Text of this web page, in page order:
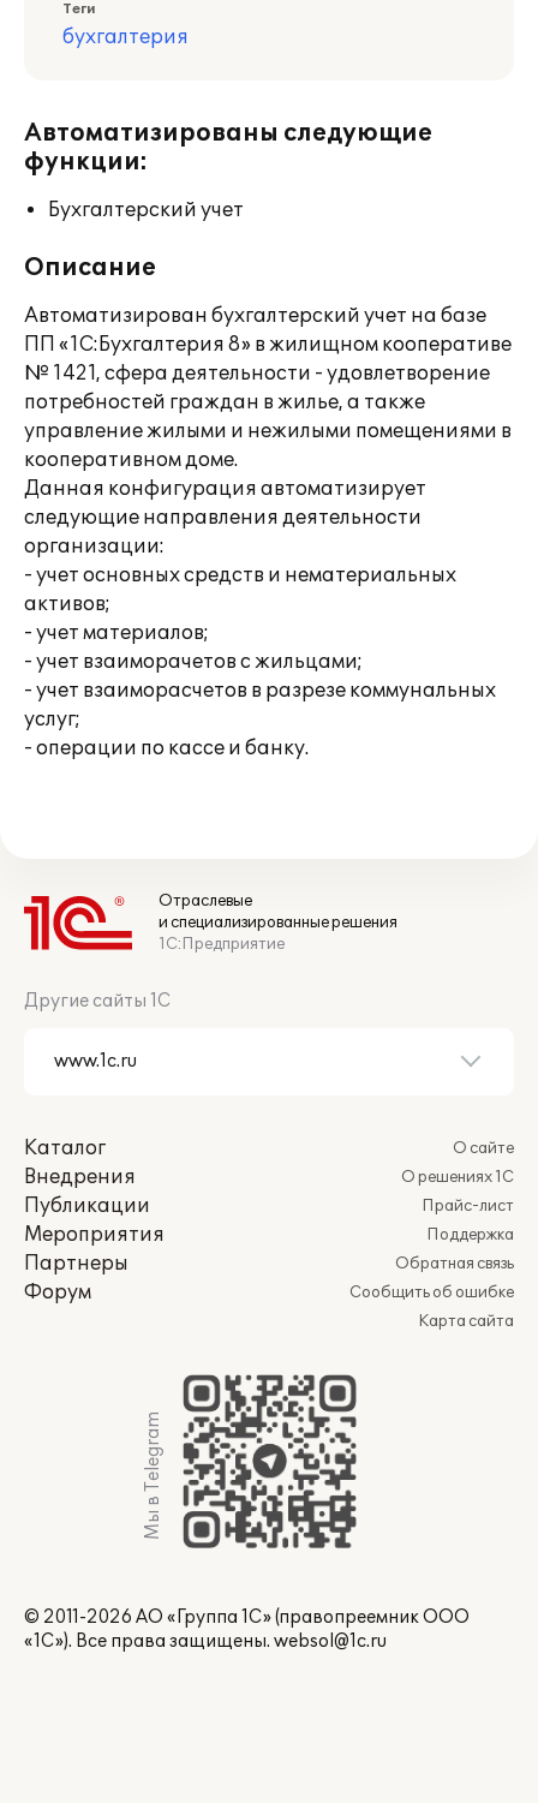
Теги
бухгалтерия
Автоматизированы следующие
функции:
Бухгалтерский учет
Описание
Автоматизирован бухгалтерский учет на базе
ПП «1С:Бухгалтерия 8» в жилищном кооперативе
№ 1421, сфера деятельности - удовлетворение
потребностей граждан в жилье, а также
управление жилыми и нежилыми помещениями в
кооперативном доме.
Данная конфигурация автоматизирует
следующие направления деятельности
организации:
- учет основных средств и нематериальных
активов;
- учет материалов;
- учет взаиморачетов с жильцами;
- учет взаиморасчетов в разрезе коммунальных
услуг;
- операции по кассе и банку.
Отраслевые
и специализированные решения
1С:Предприятие
Другие сайты 1С
Каталог
Внедрения
Публикации
Мероприятия
Партнеры
Форум
О сайте
О решениях 1С
Прайс-лист
Поддержка
Обратная связь
Сообщить об ошибке
Карта сайта
Мы в Telegram
© 2011-2026 АО «Группа 1С» (правопреемник ООО
«1С»). Все права защищены. websol@1c.ru